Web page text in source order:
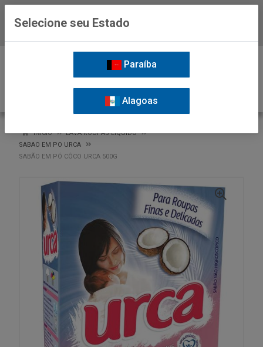
INÍCIO
LAVA ROUPAS LIQUIDO
SABAO EM PO URCA
SABÃO EM PÓ CÔCO URCA 500G
Selecione seu Estado
Paraíba
Alagoas